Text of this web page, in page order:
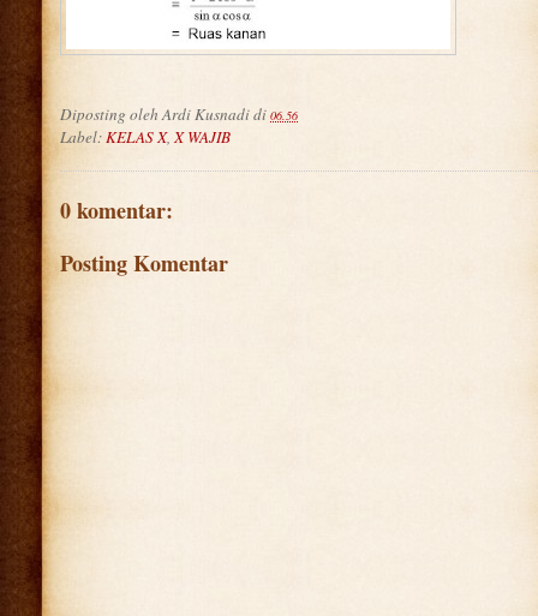
Diposting olehArdi Kusnadidi 06.56
Label:KELAS X,X WAJIB
0 komentar:
Posting Komentar